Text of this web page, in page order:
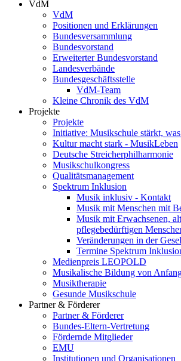
VdM
VdM
Positionen und Erklärungen
Bundesversammlung
Bundesvorstand
Erweiterter Bundesvorstand
Landesverbände
Bundesgeschäftsstelle
VdM-Team
Kleine Chronik des VdM
Projekte
Projekte
Initiative: Musikschule stärkt,
Kultur macht stark - MusikLeben
Deutsche Streicherphilharmonie
Musikschulkongress
Qualitätsmanagement
Spektrum Inklusion
Musik inklusiv - Kontakt
Musik mit Menschen mit
Musik mit Erwachsenen,
pflegebedürftigen
Veränderungen in der
Termine Spektrum
Medienpreis LEOPOLD
Musikalische Bildung von
Musiktherapie
Gesunde Musikschule
Partner & Förderer
Partner & Förderer
Bundes-Eltern-Vertretung
Fördernde Mitglieder
EMU
Institutionen und Organisationen